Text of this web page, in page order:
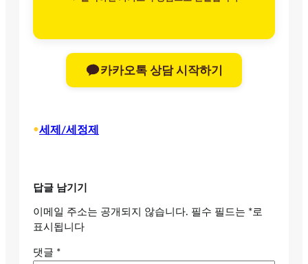
카카오톡 상담 시작하기
•세제/세정제
답글 남기기
이메일 주소는 공개되지 않습니다. 필수 필드는 *로
표시됩니다
댓글 *